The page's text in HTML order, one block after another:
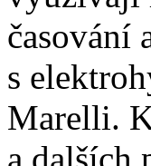
časování
s
Marelli.